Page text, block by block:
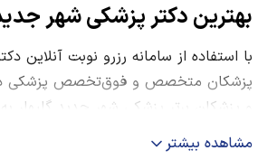
بهترین دکتر پزشکی شهر
با استفاده از سامانه رزرو نوبت آنلاین
پزشکان متخصص و فوق‌تخصص پزشکی در
و پزشکان برتر پزشکی شهر جدید گلبهار
معاینه، ساعات کاری و نظرات بیماران
مشاهده بیشتر